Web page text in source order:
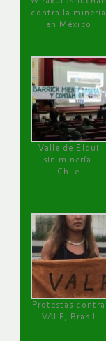
contra la minería
en México
Valle de Elqui
sin minería.
Chile
Protestas contra
VALE, Brasil